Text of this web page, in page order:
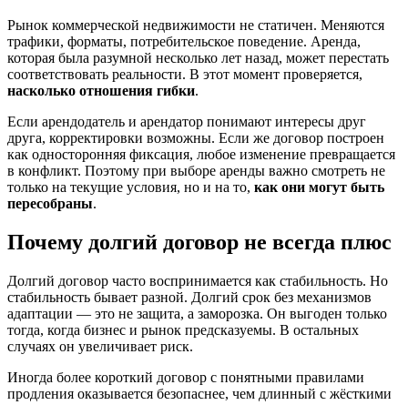
Рынок коммерческой недвижимости не статичен. Меняются
трафики, форматы, потребительское поведение. Аренда,
которая была разумной несколько лет назад, может перестать
соответствовать реальности. В этот момент проверяется,
насколько отношения гибки.
Если арендодатель и арендатор понимают интересы друг
друга, корректировки возможны. Если же договор построен
как односторонняя фиксация, любое изменение превращается
в конфликт. Поэтому при выборе аренды важно смотреть не
только на текущие условия, но и на то, как они могут быть
пересобраны.
Почему долгий договор не всегда плюс
Долгий договор часто воспринимается как стабильность. Но
стабильность бывает разной. Долгий срок без механизмов
адаптации — это не защита, а заморозка. Он выгоден только
тогда, когда бизнес и рынок предсказуемы. В остальных
случаях он увеличивает риск.
Иногда более короткий договор с понятными правилами
продления оказывается безопаснее, чем длинный с жёсткими